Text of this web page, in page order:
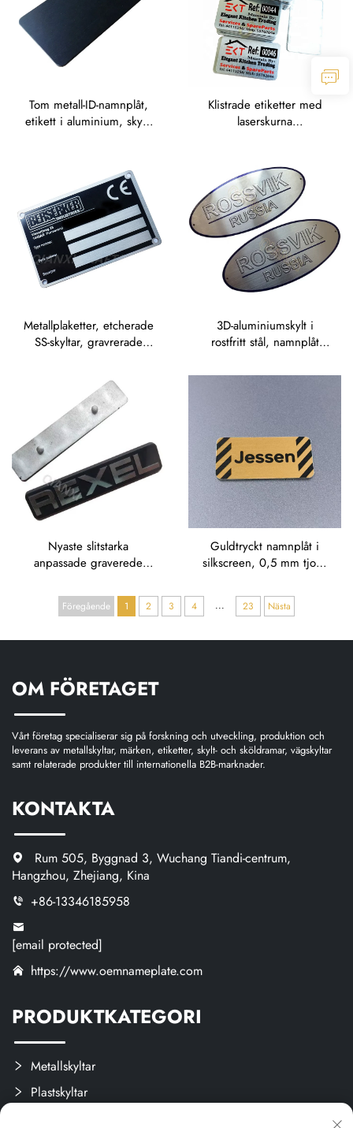
Tom metall-ID-namnplåt,
etikett i aluminium, skylt,
Klistrade etiketter med
laserskurna
Metallplaketter, etcherade
SS-skyltar, gravrerade
3D-aluminiumskylt i
rostfritt stål, namnplåt
metalllogotypnamn
Nyaste slitstarka
anpassade graverede
anodiserad aluminium –
graverede metallplåtar
Guldtryckt namnplåt i
silkscreen, 0,5 mm tjock
stålplåt med gravering,
upphöjd metallplåt
Föregående 1 2 3 4 ... 23 Nästa
OM FÖRETAGET
Vårt företag specialiserar sig på forskning och utveckling, produktion och
leverans av metallskyltar, märken, etiketter, skylt- och sköldramar, vägskyltar
samt relaterade produkter till internationella B2B-marknader.
KONTAKTA
Rum 505, Byggnad 3, Wuchang Tiandi-centrum,
Hangzhou, Zhejiang, Kina
+86-13346185958
[email protected]
https://www.oemnameplate.com
PRODUKTKATEGORI
Metallskyltar
Plastskyltar